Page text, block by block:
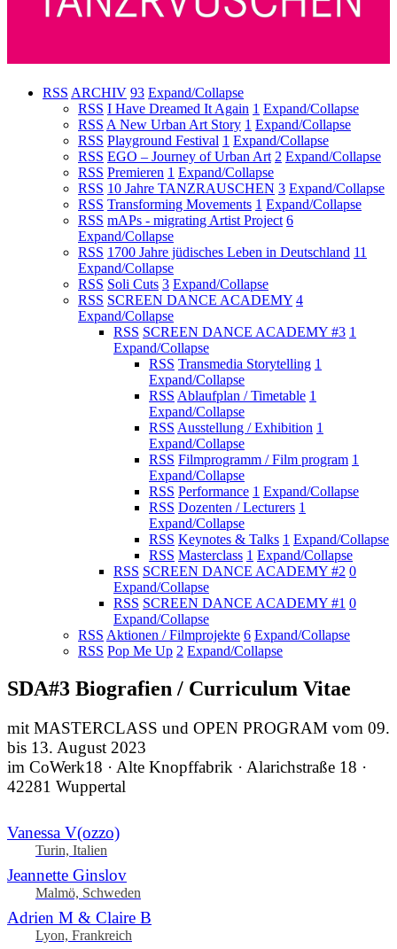
RSS ARCHIV 93 Expand/Collapse
RSS I Have Dreamed It Again 1 Expand/Collapse
RSS A New Urban Art Story 1 Expand/Collapse
RSS Playground Festival 1 Expand/Collapse
RSS EGO – Journey of Urban Art 2 Expand/Collapse
RSS Premieren 1 Expand/Collapse
RSS 10 Jahre TANZRAUSCHEN 3 Expand/Collapse
RSS Transforming Movements 1 Expand/Collapse
RSS mAPs - migrating Artist Project 6
Expand/Collapse
RSS 1700 Jahre jüdisches Leben in Deutschland 11
Expand/Collapse
RSS Soli Cuts 3 Expand/Collapse
RSS SCREEN DANCE ACADEMY 4
Expand/Collapse
RSS SCREEN DANCE ACADEMY #3 1
Expand/Collapse
RSS Transmedia Storytelling 1
Expand/Collapse
RSS Ablaufplan / Timetable 1
Expand/Collapse
RSS Ausstellung / Exhibition 1
Expand/Collapse
RSS Filmprogramm / Film program 1
Expand/Collapse
RSS Performance 1 Expand/Collapse
RSS Dozenten / Lecturers 1
Expand/Collapse
RSS Keynotes & Talks 1 Expand/Collapse
RSS Masterclass 1 Expand/Collapse
RSS SCREEN DANCE ACADEMY #2 0
Expand/Collapse
RSS SCREEN DANCE ACADEMY #1 0
Expand/Collapse
RSS Aktionen / Filmprojekte 6 Expand/Collapse
RSS Pop Me Up 2 Expand/Collapse
SDA#3 Biografien / Curriculum Vitae
mit MASTERCLASS und OPEN PROGRAM vom 09.
bis 13. August 2023
im CoWerk18 · Alte Knopffabrik · Alarichstraße 18 ·
42281 Wuppertal
Vanessa V(ozzo)
Turin, Italien
Jeannette Ginslov
Malmö, Schweden
Adrien M & Claire B
Lyon, Frankreich